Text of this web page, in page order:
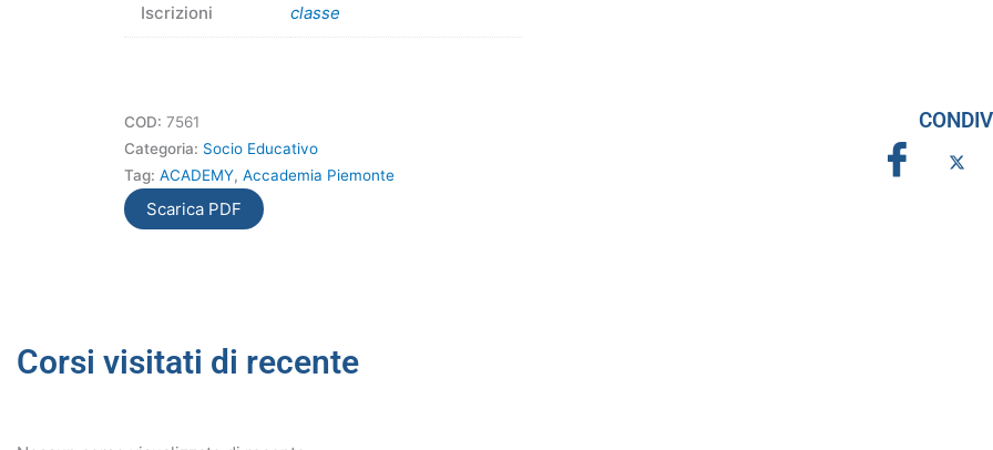
Iscrizioni
classe
COD: 7561
Categoria: Socio Educativo
Tag: ACADEMY, Accademia Piemonte
Scarica PDF
Corsi visitati di recente